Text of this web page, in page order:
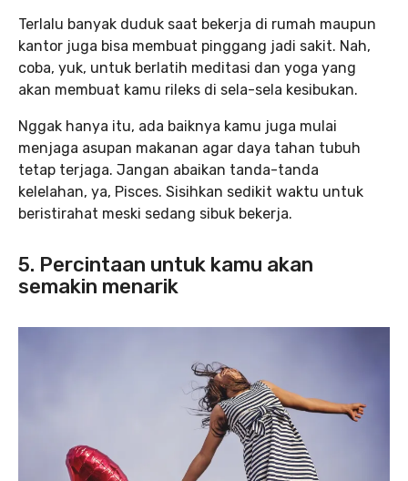
Terlalu banyak duduk saat bekerja di rumah maupun
kantor juga bisa membuat pinggang jadi sakit. Nah,
coba, yuk, untuk berlatih meditasi dan yoga yang
akan membuat kamu rileks di sela-sela kesibukan.
Nggak hanya itu, ada baiknya kamu juga mulai
menjaga asupan makanan agar daya tahan tubuh
tetap terjaga. Jangan abaikan tanda-tanda
kelelahan, ya, Pisces. Sisihkan sedikit waktu untuk
beristirahat meski sedang sibuk bekerja.
5. Percintaan untuk kamu akan
semakin menarik